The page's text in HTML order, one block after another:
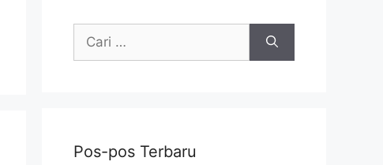
Cari
Pos-pos Terbaru